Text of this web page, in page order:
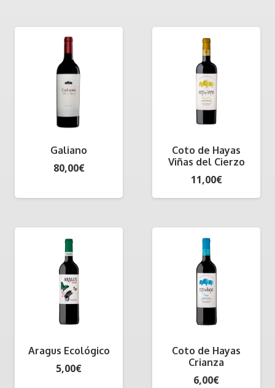
Galiano
80,00€
Coto de Hayas
Viñas del Cierzo
11,00€
Aragus Ecológico
5,00€
Coto de Hayas
Crianza
6,00€